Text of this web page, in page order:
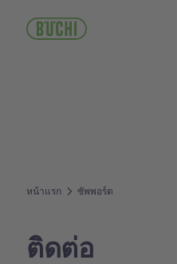
หน้าแรก ซัพพอร์ต
ติดต่อ